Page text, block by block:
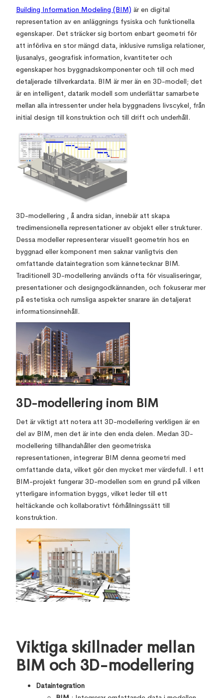
Building Information Modeling (BIM) är en digital
representation av en anläggnings fysiska och funktionella
egenskaper. Det sträcker sig bortom enbart geometri för
att införliva en stor mängd data, inklusive rumsliga relationer,
ljusanalys, geografisk information, kvantiteter och
egenskaper hos byggnadskomponenter och till och med
detaljerade tillverkardata. BIM är mer än en 3D-modell; det
är en intelligent, datarik modell som underlättar samarbete
mellan alla intressenter under hela byggnadens livscykel, från
initial design till konstruktion och till drift och underhåll.
3D-modellering , å andra sidan, innebär att skapa
tredimensionella representationer av objekt eller strukturer.
Dessa modeller representerar visuellt geometrin hos en
byggnad eller komponent men saknar vanligtvis den
omfattande dataintegration som kännetecknar BIM.
Traditionell 3D-modellering används ofta för visualiseringar,
presentationer och designgodkännanden, och fokuserar mer
på estetiska och rumsliga aspekter snarare än detaljerat
informationsinnehåll.
3D-modellering inom BIM
Det är viktigt att notera att 3D-modellering verkligen är en
del av BIM, men det är inte den enda delen. Medan 3D-
modellering tillhandahåller den geometriska
representationen, integrerar BIM denna geometri med
omfattande data, vilket gör den mycket mer värdefull. I ett
BIM-projekt fungerar 3D-modellen som en grund på vilken
ytterligare information byggs, vilket leder till ett
heltäckande och kollaborativt förhållningssätt till
konstruktion.
Viktiga skillnader mellan
BIM och 3D-modellering
Dataintegration